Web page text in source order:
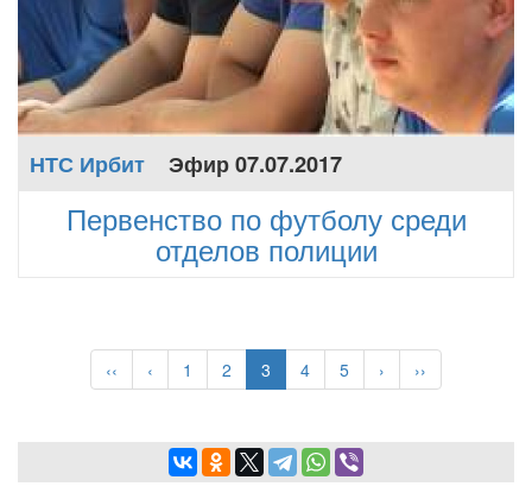
НТС Ирбит Эфир 07.07.2017
Первенство по футболу среди
отделов полиции
Нумерация
Первая
страница
‹‹
Предыдущая
страница
‹ Page
1 Page
2
Текущая
страница
3 Page
4 Page
5
Следующая
страница
›
Последняя
страница
››